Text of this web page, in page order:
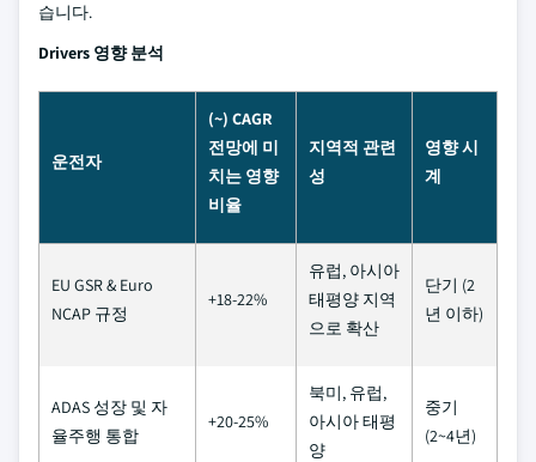
습니다.
Drivers 영향 분석
운전자
(~) CAGR
전망에 미
치는 영향
비율
지역적 관련
성
영향 시
계
EU GSR & Euro
NCAP 규정
+18-22%
유럽, 아시아
태평양 지역
으로 확산
단기 (2
년 이하)
ADAS 성장 및 자
율주행 통합
+20-25%
북미, 유럽,
아시아 태평
양
중기
(2~4년)